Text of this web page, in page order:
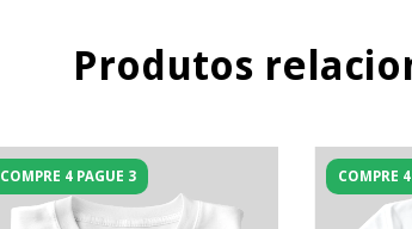
Produtos
COMPRE 4 PAGUE 3 COMPRE